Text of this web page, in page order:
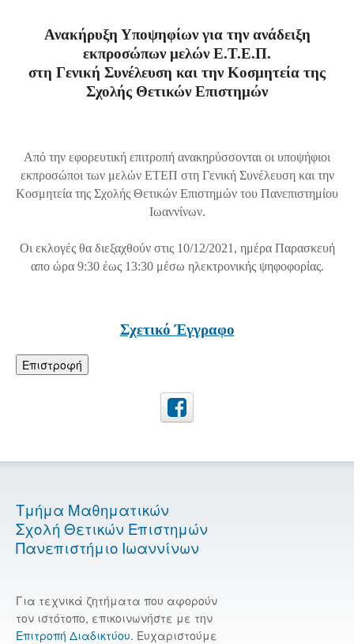
Ανακήρυξη Υποψηφίων για την ανάδειξη
εκπροσώπων μελών Ε.T.E.Π.
στη Γενική Συνέλευση και την Κοσμητεία της
Σχολής Θετικών Επιστημών
Από την εφορευτική επιτροπή ανακηρύσσονται οι υποψήφιοι
εκπροσώποι των μελών ΕΤΕΠ στη Γενική Συνέλευση και την
Κοσμητεία της Σχολής Θετικών Επιστημών του Πανεπιστημίου
Ιωαννίνων.
Οι εκλογές θα διεξαχθούν στις 10/12/2021, ημέρα Παρασκευή
απο ώρα 9:30 έως 13:30 μέσω ηλεκτρονικής ψηφοφορίας.
Σχετικό Έγγραφο
Επιστροφή
Τμήμα Μαθηματικών
Σχολή Θετικών Επιστημών
Πανεπιστήμιο Ιωαννίνων
Για τεχνικά ζητήματα που αφορούν
τον ιστότοπο, επικοινωνήστε με την
Επιτροπή Διαδικτύου. Ευχαριστούμε